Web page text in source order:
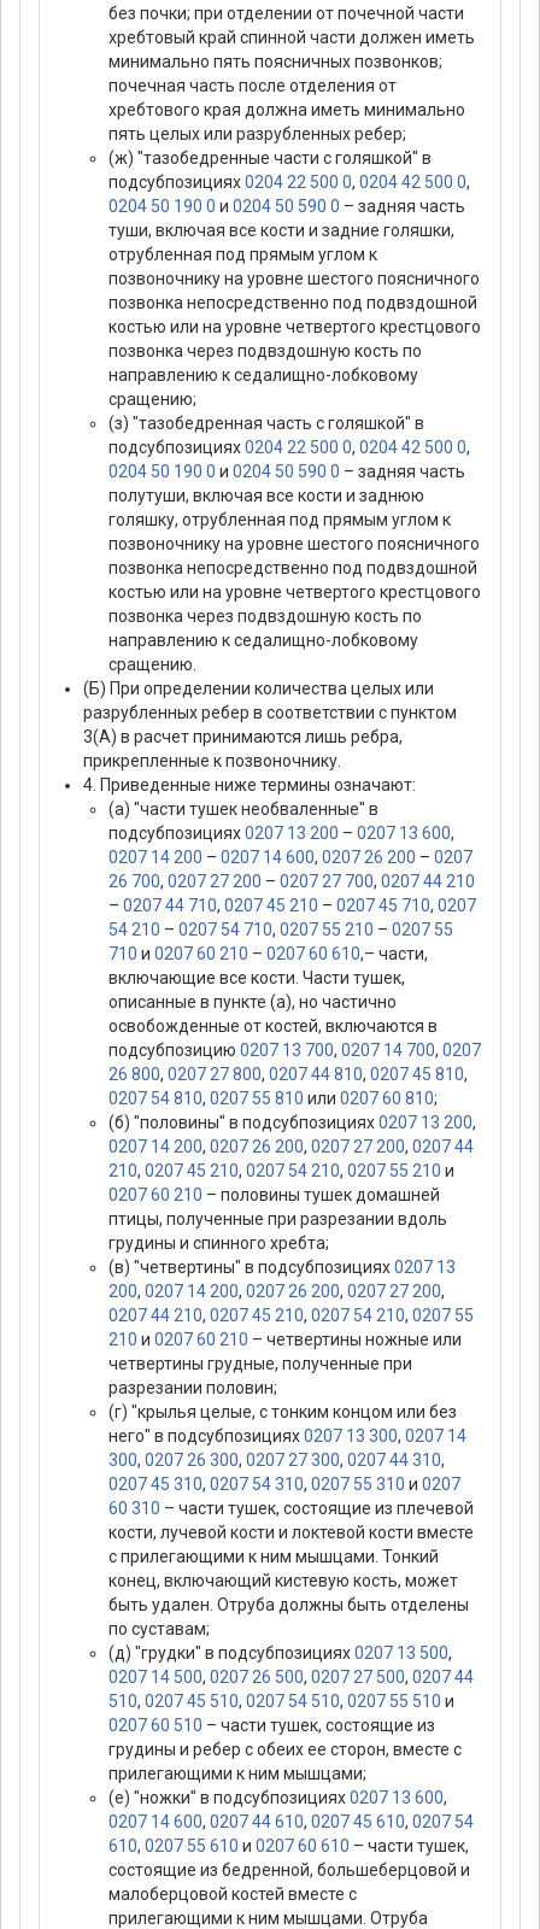
без почки; при отделении от почечной части
хребтовый край спинной части должен иметь
минимально пять поясничных позвонков;
почечная часть после отделения от
хребтового края должна иметь минимально
пять целых или разрубленных ребер;
(ж) "тазобедренные части с голяшкой" в
подсубпозициях0204 22 500 0, 0204 42 500 0,
0204 50 190 0 и 0204 50 590 0 – задняя часть
туши, включая все кости и задние голяшки,
отрубленная под прямым углом к
позвоночнику на уровне шестого поясничного
позвонка непосредственно под подвздошной
костью или на уровне четвертого крестцового
позвонка через подвздошную кость по
направлению к седалищно-лобковому
сращению;
(з) "тазобедренная часть с голяшкой" в
подсубпозициях0204 22 500 0, 0204 42 500 0,
0204 50 190 0 и 0204 50 590 0 – задняя часть
полутуши, включая все кости и заднюю
голяшку, отрубленная под прямым углом к
позвоночнику на уровне шестого поясничного
позвонка непосредственно под подвздошной
костью или на уровне четвертого крестцового
позвонка через подвздошную кость по
направлению к седалищно-лобковому
сращению.
(Б) При определении количества целых или
разрубленных ребер в соответствии с пунктом
3(А) в расчет принимаются лишь ребра,
прикрепленные к позвоночнику.
4. Приведенные ниже термины означают:
(а) "части тушек необваленные" в
подсубпозициях0207 13 200 – 0207 13 600,
0207 14 200 – 0207 14 600, 0207 26 200 – 0207
26 700, 0207 27 200 – 0207 27 700, 0207 44 210
– 0207 44 710, 0207 45 210 – 0207 45 710, 0207
54 210 – 0207 54 710, 0207 55 210 – 0207 55
710 и 0207 60 210 – 0207 60 610,– части,
включающие все кости. Части тушек,
описанные в пункте (а), но частично
освобожденные от костей, включаются в
подсубпозицию 0207 13 700, 0207 14 700, 0207
26 800, 0207 27 800, 0207 44 810, 0207 45 810,
0207 54 810, 0207 55 810 или 0207 60 810;
(б) "половины" в подсубпозициях0207 13 200,
0207 14 200, 0207 26 200, 0207 27 200, 0207 44
210, 0207 45 210, 0207 54 210, 0207 55 210 и
0207 60 210 – половины тушек домашней
птицы, полученные при разрезании вдоль
грудины и спинного хребта;
(в) "четвертины" в подсубпозициях0207 13
200, 0207 14 200, 0207 26 200, 0207 27 200,
0207 44 210, 0207 45 210, 0207 54 210, 0207 55
210 и 0207 60 210 – четвертины ножные или
четвертины грудные, полученные при
разрезании половин;
(г) "крылья целые, с тонким концом или без
него" в подсубпозициях0207 13 300, 0207 14
300, 0207 26 300, 0207 27 300, 0207 44 310,
0207 45 310, 0207 54 310, 0207 55 310 и 0207
60 310 – части тушек, состоящие из плечевой
кости, лучевой кости и локтевой кости вместе
с прилегающими к ним мышцами. Тонкий
конец, включающий кистевую кость, может
быть удален. Отруба должны быть отделены
по суставам;
(д) "грудки" в подсубпозициях0207 13 500,
0207 14 500, 0207 26 500, 0207 27 500, 0207 44
510, 0207 45 510, 0207 54 510, 0207 55 510 и
0207 60 510 – части тушек, состоящие из
грудины и ребер с обеих ее сторон, вместе с
прилегающими к ним мышцами;
(е) "ножки" в подсубпозициях0207 13 600,
0207 14 600, 0207 44 610, 0207 45 610, 0207 54
610, 0207 55 610 и 0207 60 610 – части тушек,
состоящие из бедренной, большеберцовой и
малоберцовой костей вместе с
прилегающими к ним мышцами. Отруба